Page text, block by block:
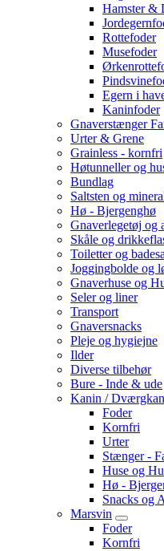
Hamster &
Rottefoder
Musefoder
Egern i
Kaninfoder
Gnaverstænger
Urter & Grene
Grainless - kornfri
Høtunneller og
Bundlag
Saltsten og
Hø - Bjergenghø
Gnaverlegetøj og
Skåle og
Toiletter og
Joggingbolde og
Gnaverhuse og
Seler og liner
Transport
Gnaversnacks
Pleje og hygiejne
Ilder
Diverse tilbehør
Bure - Inde & ude
Kanin /
Foder
Kornfri
Urter
Stænger -
Huse og
Hø -
Snacks og
Marsvin
Foder
Kornfri